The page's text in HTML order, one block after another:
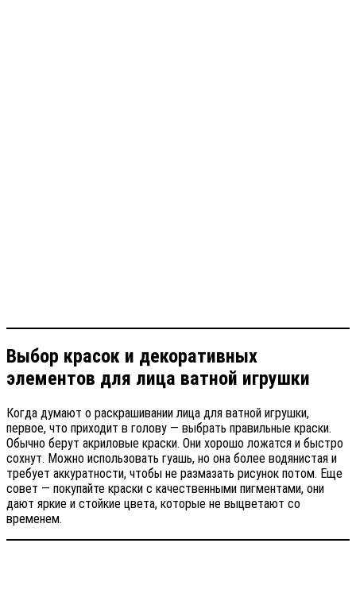
Выбор красок и декоративных
элементов для лица ватной игрушки
Когда думают о раскрашивании лица для ватной игрушки,
первое, что приходит в голову — выбрать правильные краски.
Обычно берут акриловые краски. Они хорошо ложатся и быстро
сохнут. Можно использовать гуашь, но она более водянистая и
требует аккуратности, чтобы не размазать рисунок потом. Еще
совет — покупайте краски с качественными пигментами, они
дают яркие и стойкие цвета, которые не выцветают со
временем.